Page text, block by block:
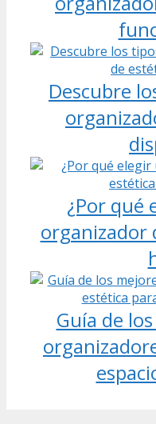
Descubre
¿Por qué
organizador
Guía de